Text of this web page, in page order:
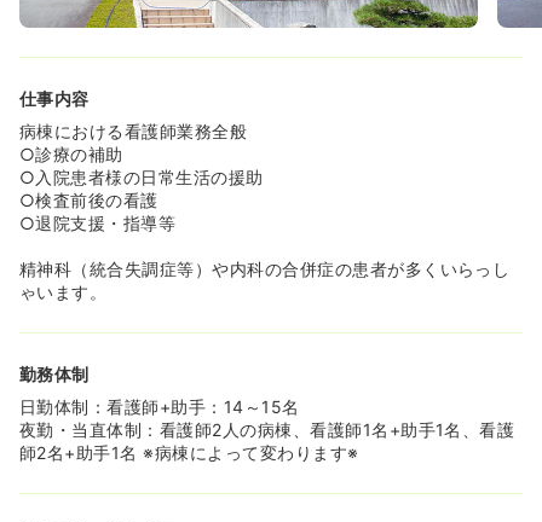
仕事内容
病棟における看護師業務全般
○診療の補助
○入院患者様の日常生活の援助
○検査前後の看護
○退院支援・指導等
精神科（統合失調症等）や内科の合併症の患者が多くいらっし
ゃいます。
勤務体制
日勤体制：看護師+助手：14～15名
夜勤・当直体制：看護師2人の病棟、看護師1名+助手1名、看護
師2名+助手1名 ※病棟によって変わります※